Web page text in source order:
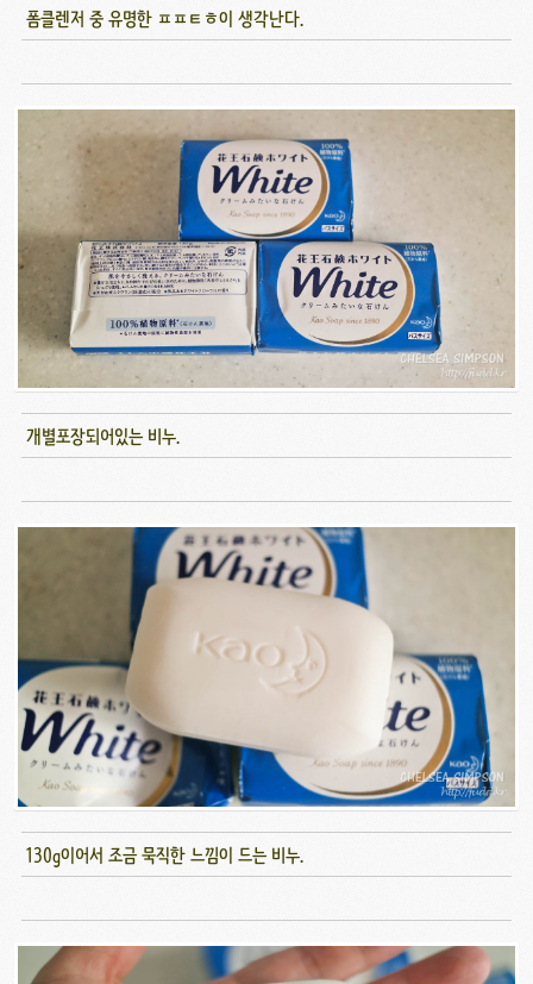
폼클렌저 중 유명한 ㅍㅍㅌㅎ이 생각난다.
개별포장되어있는 비누.
130g이어서 조금 묵직한 느낌이 드는 비누.